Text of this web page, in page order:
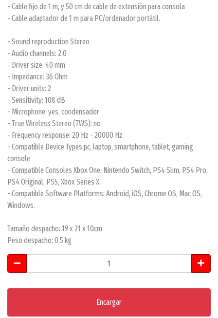
- Cable fijo de 1 m, y 50 cm de cable de extensión para consola
- Cable adaptador de 1 m para PC/ordenador portátil.
- Sound reproduction Stereo
- Audio channels: 2.0
- Driver size: 40 mm
- Impedance: 36 Ohm
- Driver units: 2
- Sensitivity: 108 dB
- Microphone: yes, condensador
- True Wireless Stereo (TWS): no
- Frequency response: 20 Hz - 20000 Hz
- Compatible Device Types pc, laptop, smartphone, tablet, gaming
console
- Compatible Consoles Xbox One, Nintendo Switch, PS4 Slim, PS4 Pro,
PS4 Original, PS5, Xbox Series X.
- Compatible Software Platforms: Android, iOS, Chrome OS, Mac OS,
Windows.
Tamaño despacho: 19 x 21 x 10cm
Peso despacho: 0,5 kg
Encargar